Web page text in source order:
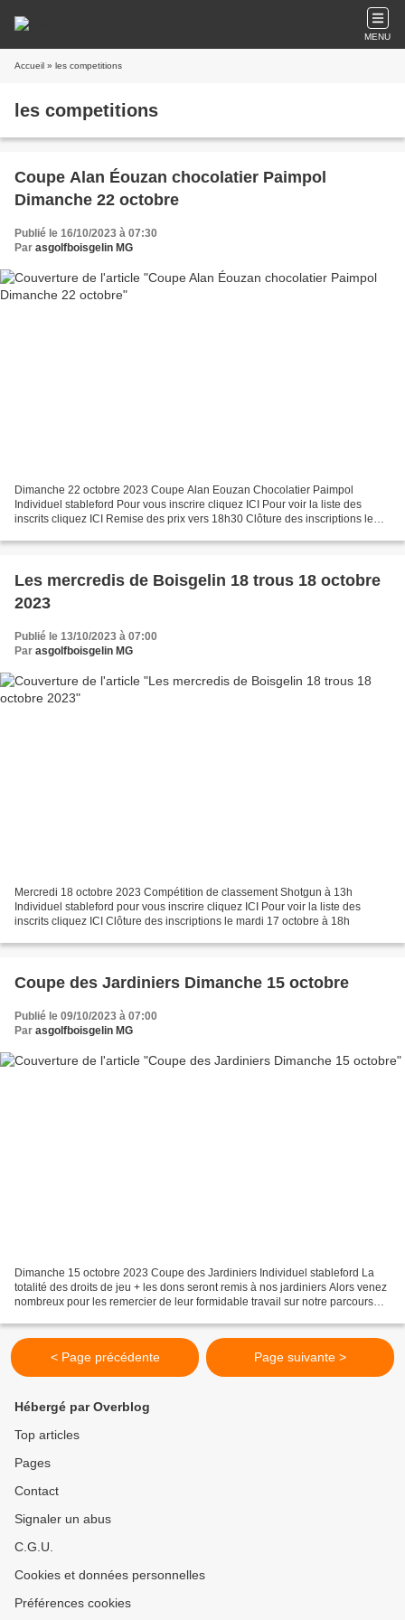
MENU
Accueil » les competitions
les competitions
Coupe Alan Éouzan chocolatier Paimpol
Dimanche 22 octobre
Publié le 16/10/2023 à 07:30
Par asgolfboisgelin MG
Dimanche 22 octobre 2023 Coupe Alan Eouzan Chocolatier Paimpol
Individuel stableford Pour vous inscrire cliquez ICI Pour voir la liste des
inscrits cliquez ICI Remise des prix vers 18h30 Clôture des inscriptions le
Les mercredis de Boisgelin 18 trous 18 octobre
2023
Publié le 13/10/2023 à 07:00
Par asgolfboisgelin MG
Mercredi 18 octobre 2023 Compétition de classement Shotgun à 13h
Individuel stableford pour vous inscrire cliquez ICI Pour voir la liste des
inscrits cliquez ICI Clôture des inscriptions le mardi 17 octobre à 18h
Coupe des Jardiniers Dimanche 15 octobre
Publié le 09/10/2023 à 07:00
Par asgolfboisgelin MG
Dimanche 15 octobre 2023 Coupe des Jardiniers Individuel stableford La
totalité des droits de jeu + les dons seront remis à nos jardiniers Alors venez
nombreux pour les remercier de leur formidable travail sur notre parcours
< Page précédente Page suivante >
Hébergé par Overblog
Top articles
Pages
Contact
Signaler un abus
C.G.U.
Cookies et données personnelles
Préférences cookies